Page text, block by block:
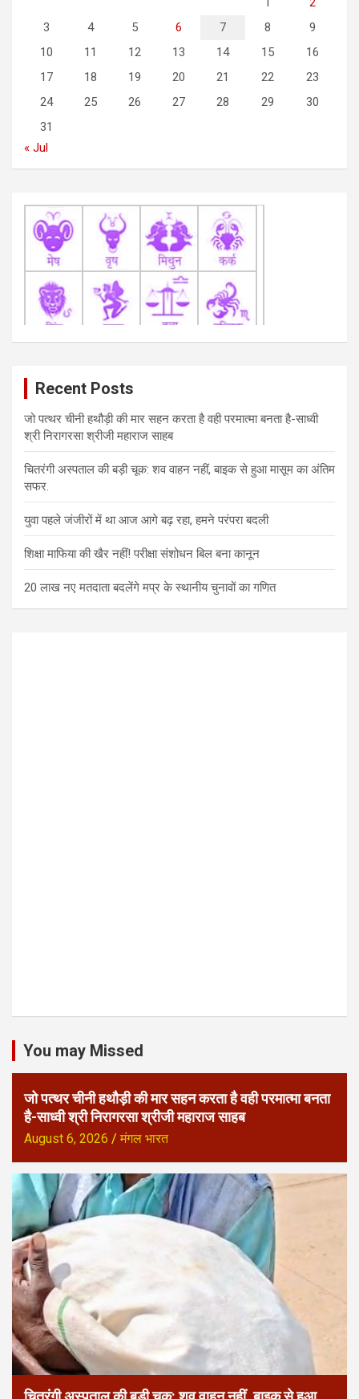
3
4 5 6 7 8
9
10
11 12 13 14 15
16
17
18 19 20 21 22
23
24
25 26 27 28 29
30
31
« Jul
Recent Posts
जो पत्थर चीनी हथौड़ी की मार सहन करता है वही परमात्मा बनता है-साध्वी
श्री निरागरसा श्रीजी महाराज साहब
चितरंगी अस्पताल की बड़ी चूक: शव वाहन नहीं, बाइक से हुआ मासूम का अंतिम
सफर.
युवा पहले जंजीरों में था आज आगे बढ़ रहा, हमने परंपरा बदली
शिक्षा माफिया की खैर नहीं! परीक्षा संशोधन बिल बना कानून
20 लाख नए मतदाता बदलेंगे मप्र के स्थानीय चुनावों का गणित
You may Missed
जो पत्थर चीनी हथौड़ी की मार सहन करता है वही परमात्मा बनता
है-साध्वी श्री निरागरसा श्रीजी महाराज साहब
August 6, 2026 मंगल भारत